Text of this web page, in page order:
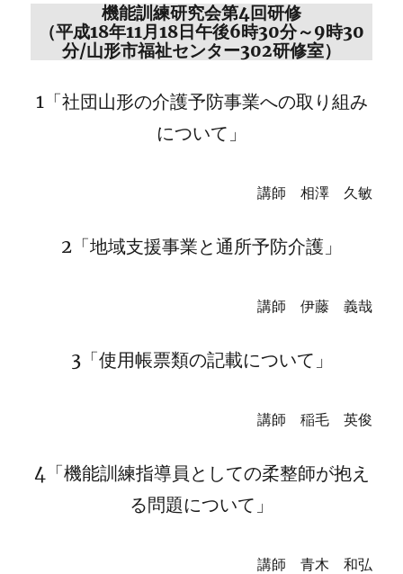
機能訓練研究会第4回研修
（平成18年11月18日午後6時30分～9時30
分/山形市福祉センター302研修室）
1「社団山形の介護予防事業への取り組み
について」
講師 相澤 久敏
2「地域支援事業と通所予防介護」
講師 伊藤 義哉
3「使用帳票類の記載について」
講師 稲毛 英俊
4「機能訓練指導員としての柔整師が抱え
る問題について」
講師 青木 和弘